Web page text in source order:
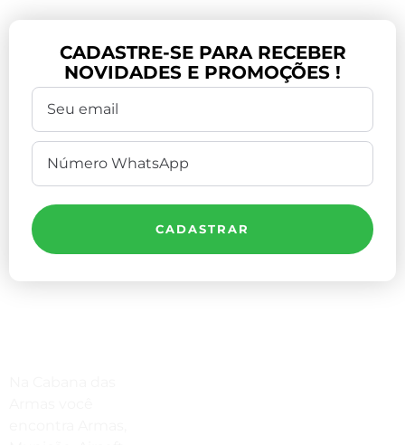
CADASTRE-SE PARA RECEBER
NOVIDADES E PROMOÇÕES !
CADASTRAR